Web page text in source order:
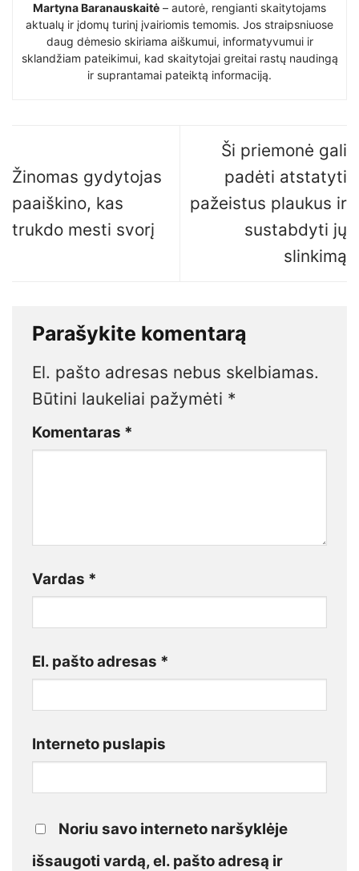
Martyna Baranauskaitė – autorė, rengianti skaitytojams
aktualų ir įdomų turinį įvairiomis temomis. Jos straipsniuose
daug dėmesio skiriama aiškumui, informatyvumui ir
sklandžiam pateikimui, kad skaitytojai greitai rastų naudingą
ir suprantamai pateiktą informaciją.
Žinomas gydytojas
paaiškino, kas
trukdo mesti svorį
Ši priemonė gali
padėti atstatyti
pažeistus plaukus ir
sustabdyti jų
slinkimą
Parašykite komentarą
El. pašto adresas nebus skelbiamas.
Būtini laukeliai pažymėti *
Komentaras *
Vardas *
El. pašto adresas *
Interneto puslapis
Noriu savo interneto naršyklėje
išsaugoti vardą, el. pašto adresą ir